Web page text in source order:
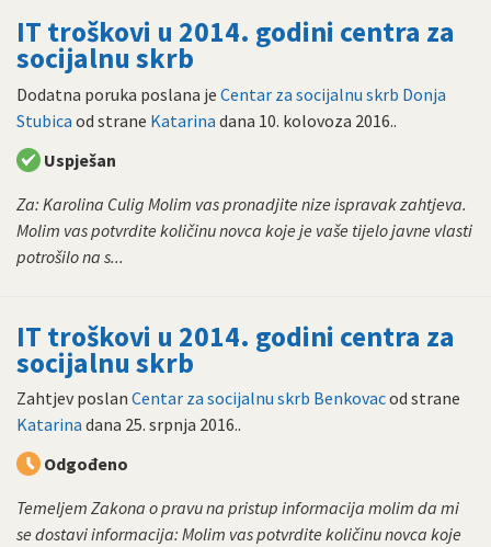
IT troškovi u 2014. godini centra za
socijalnu skrb
Dodatna poruka poslana je Centar za socijalnu skrb Donja
Stubica od strane Katarina dana 10. kolovoza 2016..
Uspješan
Za: Karolina Culig Molim vas pronadjite nize ispravak zahtjeva.
Molim vas potvrdite količinu novca koje je vaše tijelo javne vlasti
potrošilo na s...
IT troškovi u 2014. godini centra za
socijalnu skrb
Zahtjev poslan Centar za socijalnu skrb Benkovacod strane
Katarina dana 25. srpnja 2016..
Odgođeno
Temeljem Zakona o pravu na pristup informacija molim da mi
se dostavi informacija: Molim vas potvrdite količinu novca koje